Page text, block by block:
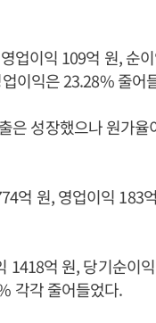
업이익 109억 원, 순
이익은 23.28% 줄어
은 성장했으나 원가
억 원, 영업이익 183
1418억 원, 당기순이
각각 줄어들었다.